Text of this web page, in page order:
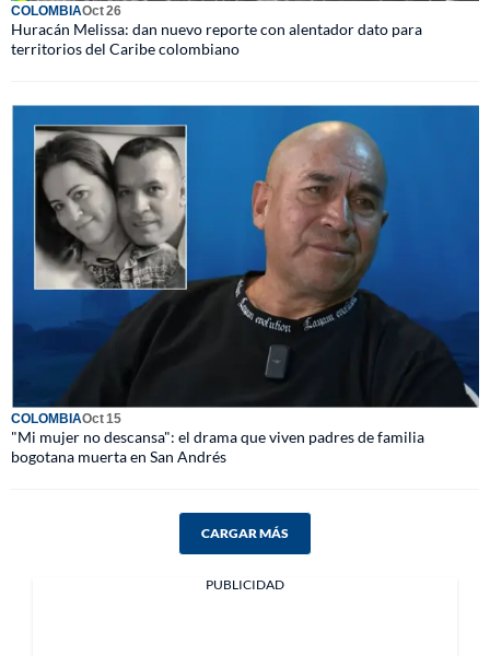
COLOMBIAOct 26
Huracán Melissa: dan nuevo reporte con alentador dato para
territorios del Caribe colombiano
COLOMBIAOct 15
"Mi mujer no descansa": el drama que viven padres de familia
bogotana muerta en San Andrés
CARGAR MÁS
PUBLICIDAD